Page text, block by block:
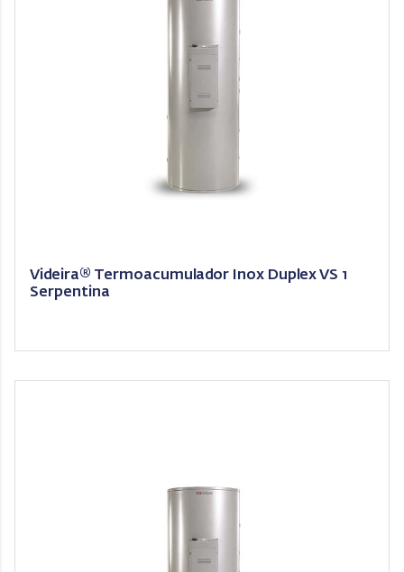
Videira® Termoacumulador Inox Duplex VS 1
Serpentina